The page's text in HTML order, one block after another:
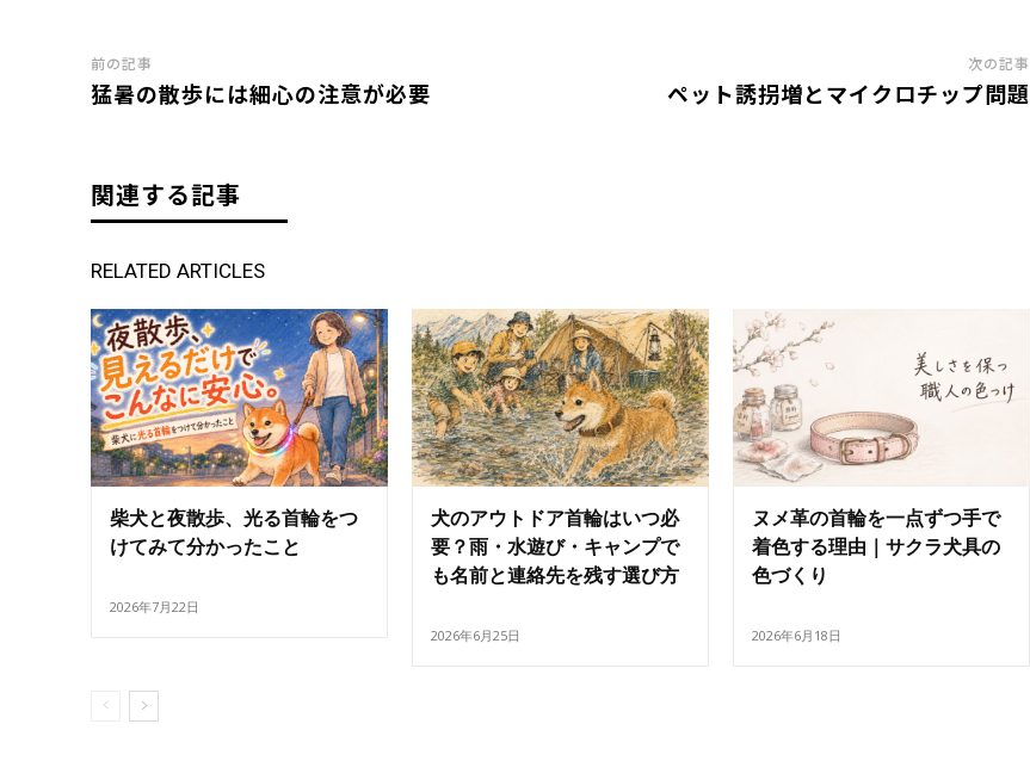
前の記事
猛暑の散歩には細心の注意が必要
次の記事
ペット誘拐増とマイクロチップ問題
関連する記事
RELATED ARTICLES
柴犬と夜散歩、光る首輪をつ
けてみて分かったこと
2026年7月22日
犬のアウトドア首輪はいつ必
要？雨・水遊び・キャンプで
も名前と連絡先を残す選び方
2026年6月25日
ヌメ革の首輪を一点ずつ手で
着色する理由｜サクラ犬具の
色づくり
2026年6月18日